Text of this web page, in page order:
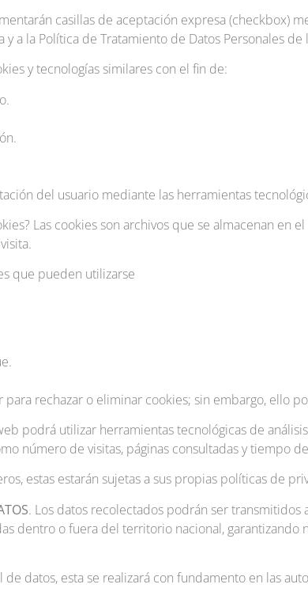
casillas de aceptación expresa (checkbox)
a la Política de Tratamiento de Datos Personales de
y tecnologías similares con el fin de:
del usuario mediante las herramientas
Las cookies son archivos que se almacenan en
que pueden utilizarse
para rechazar o eliminar cookies; sin embargo, ello
podrá utilizar herramientas tecnológicas de
número de visitas, páginas consultadas y tiempo
estas estarán sujetas a sus propias políticas de
. Los datos recolectados podrán ser
dentro o fuera del territorio nacional,
datos, esta se realizará con fundamento en las